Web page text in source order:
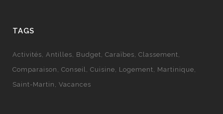
TAGS
Activités Antilles Budget Caraïbes Classement
Comparaison
Conseil Cuisine Logement
Martinique
Saint-Martin
Vacances